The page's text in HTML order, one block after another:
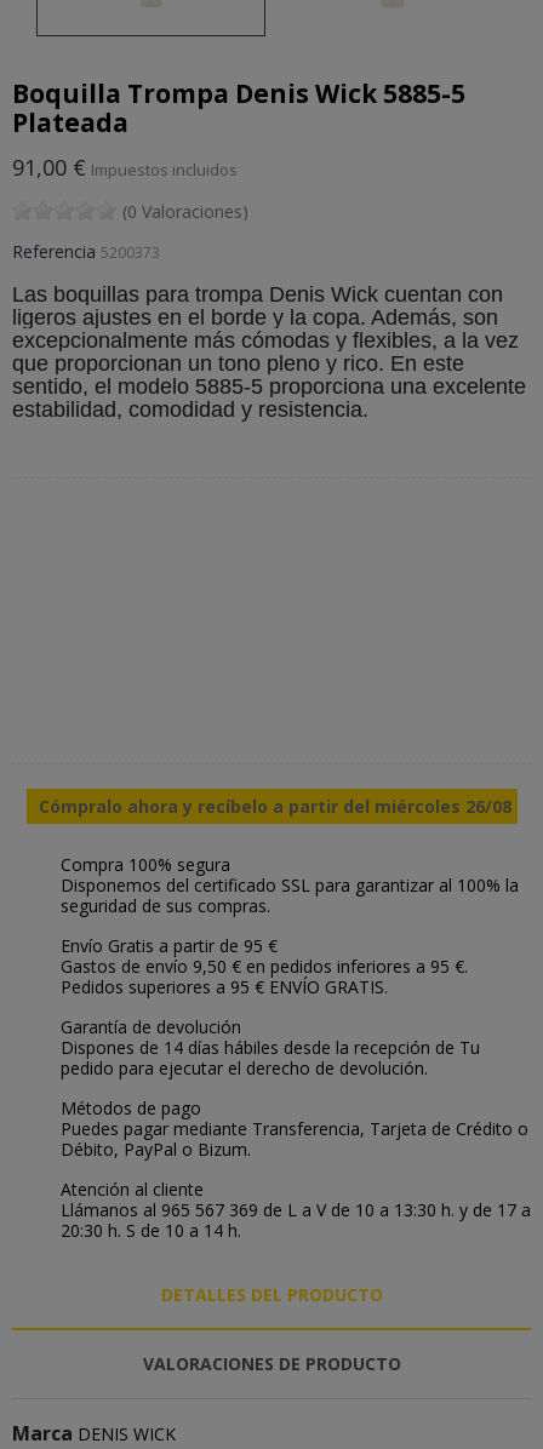
Boquilla Trompa Denis Wick 5885-5
Plateada
91,00 € Impuestos incluidos
(0 Valoraciones)
Referencia 5200373
Las boquillas para trompa Denis Wick cuentan con
ligeros ajustes en el borde y la copa. Además, son
excepcionalmente más cómodas y flexibles, a la vez
que proporcionan un tono pleno y rico. En este
sentido, el modelo 5885-5 proporciona una excelente
estabilidad, comodidad y resistencia.
Cómpralo ahora y recíbelo a partir del miércoles 26/08
Compra 100% segura
Disponemos del certificado SSL para garantizar al 100% la
seguridad de sus compras.
Envío Gratis a partir de 95 €
Gastos de envío 9,50 € en pedidos inferiores a 95 €.
Pedidos superiores a 95 € ENVÍO GRATIS.
Garantía de devolución
Dispones de 14 días hábiles desde la recepción de Tu
pedido para ejecutar el derecho de devolución.
Métodos de pago
Puedes pagar mediante Transferencia, Tarjeta de Crédito o
Débito, PayPal o Bizum.
Atención al cliente
Llámanos al 965 567 369 de L a V de 10 a 13:30 h. y de 17 a
20:30 h. S de 10 a 14 h.
DETALLES DEL PRODUCTO
VALORACIONES DE PRODUCTO
Marca DENIS WICK